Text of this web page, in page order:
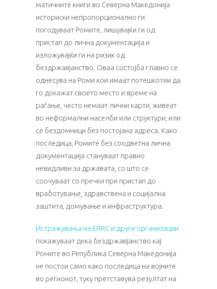
матичните книги во Северна Македонија
историски непропорционално ги
погодуваат Ромите, лишувајќи ги од
пристап до лична документација и
изложувајќи ги на ризик од
бездржавјанство. Оваа состојба главно се
однесува на Роми кои имаат потешкотии да
го докажат своето место и време на
раѓање, често немаат лични карти, живеат
во неформални населби или структури, или
се бездомници без постојана адреса. Како
последица, Ромите без соодветна лична
документација стануваат правно
невидливи за државата, со што се
соочуваат со пречки при пристап до
вработување, здравствена и социјална
заштита, домување и инфраструктура.
Истражувања на ERRC и други организации
покажуваат дека бездржавјанство кај
Ромите во Република Северна Македонија
не постои само како последица на војните
во регионот, туку претставува резултат на